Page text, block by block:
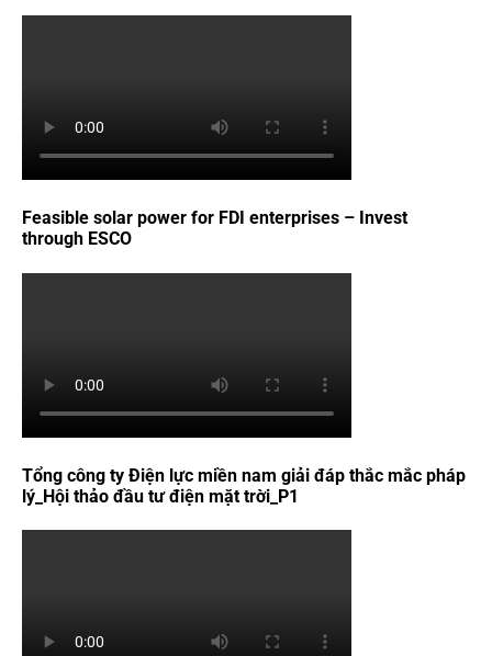
Feasible solar power for FDI enterprises – Invest
through ESCO
Tổng công ty Điện lực miền nam giải đáp thắc mắc pháp
lý_Hội thảo đầu tư điện mặt trời_P1